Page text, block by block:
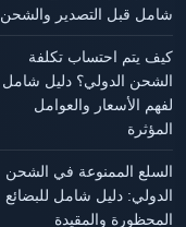
شامل قبل التصدير والشحن
كيف يتم احتساب تكلفة
الشحن الدولي؟ دليل شامل
لفهم الأسعار والعوامل
المؤثرة
السلع الممنوعة في الشحن
الدولي: دليل شامل للبضائع
المحظورة والمقيدة